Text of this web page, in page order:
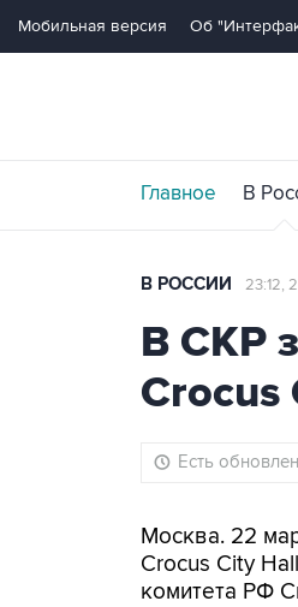
Мобильная версия Об
Главное В
В РОССИИ 23:12,
В СКР
Crocus
Есть
Москва. 22
Crocus City
комитета РФ